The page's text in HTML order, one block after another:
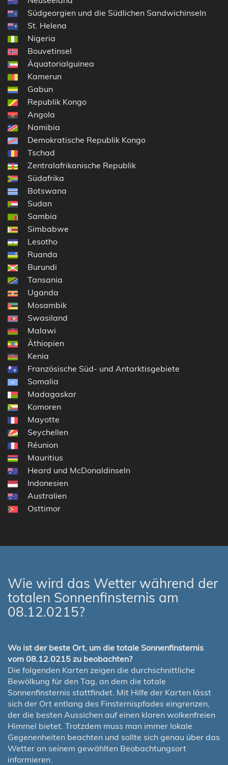
Südgeorgien und die Südlichen Sandwichinseln
St. Helena
Nigeria
Bouvetinsel
Äquatorialguinea
Kamerun
Gabun
Republik Kongo
Angola
Namibia
Demokratische Republik Kongo
Tschad
Zentralafrikanische Republik
Südafrika
Botswana
Sudan
Sambia
Simbabwe
Lesotho
Ruanda
Burundi
Tansania
Uganda
Mosambik
Swasiland
Malawi
Äthiopien
Kenia
Französische Süd- und Antarktisgebiete
Somalia
Madagaskar
Komoren
Mayotte
Seychellen
Réunion
Mauritius
Heard und McDonaldinseln
Indonesien
Australien
Osttimor
Wie wird das Wetter während der
totalen Sonnenfinsternis am
08.12.0215?
Wo ist der beste Ort, um die totale Sonnenfinsternis
vom 08.12.0215 zu beobachten?
Die folgenden Karten zeigen die durchschnittliche
Bewölkung für den Tag, an dem die totale
Sonnenfinsternis stattfindet. Mit Hilfe der Karten lässt
sich der Ort entlang des Finsternispfades eingrenzen,
der die besten Aussichen auf einen klaren wolkenfreien
Himmel bietet. Trotzdem muss man immer lokale
Gegenenheiten beachten und sollte sich genau über das
Wetter an seinem gewählten Beobachtungsort
informieren.